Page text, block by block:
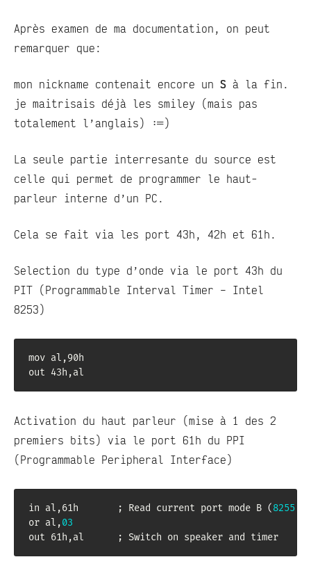
Après examen de ma documentation, on peut
remarquer que:
mon nickname contenait encore un S à la fin.
je maitrisais déjà les smiley (mais pas
totalement l’anglais) :=)
La seule partie interresante du source est
celle qui permet de programmer le haut-
parleur interne d’un PC.
Cela se fait via les port 43h, 42h et 61h.
Selection du type d’onde via le port 43h du
PIT (Programmable Interval Timer – Intel
8253)
mov al,90h
out 43h,al
Activation du haut parleur (mise à 1 des 2
premiers bits) via le port 61h du PPI
(Programmable Peripheral Interface)
in al,61h       ; Read current port mode B (8255
or al,03
out 61h,al      ; Switch on speaker and timer